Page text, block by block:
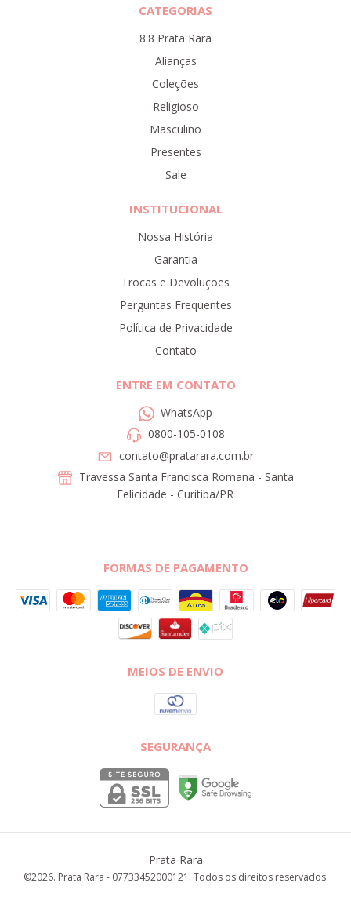
CATEGORIAS
8.8 Prata Rara
Alianças
Coleções
Religioso
Masculino
Presentes
Sale
INSTITUCIONAL
Nossa História
Garantia
Trocas e Devoluções
Perguntas Frequentes
Política de Privacidade
Contato
ENTRE EM CONTATO
WhatsApp
0800-105-0108
contato@pratarara.com.br
Travessa Santa Francisca Romana - Santa
Felicidade - Curitiba/PR
FORMAS DE PAGAMENTO
MEIOS DE ENVIO
SEGURANÇA
Prata Rara
©2026. Prata Rara - 07733452000121. Todos os direitos reservados.